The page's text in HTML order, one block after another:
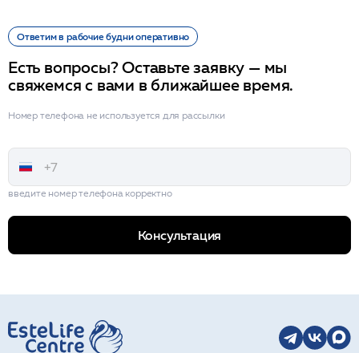
Ответим в рабочие будни оперативно
Есть вопросы? Оставьте заявку — мы
свяжемся с вами в ближайшее время.
Номер телефона не используется для рассылки
введите номер телефона корректно
Консультация